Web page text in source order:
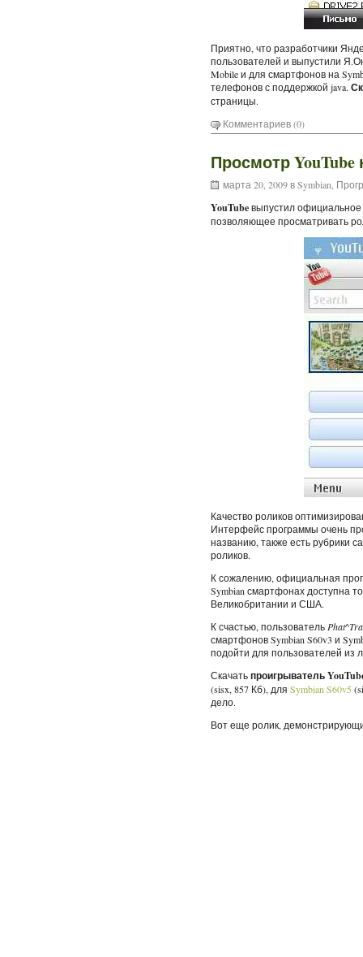
Приятно, что разработчики
пользователей и выпустили
Mobile и для смартфонов на
телефонов с поддержкой java.
страницы.
Комментариев (0)
Просмотр
марта 20, 2009 вSymbian
YouTubeвыпустил
позволяющее просматривать
Качество роликов
Интерфейс программы очень
названию, также есть рубрики
роликов.
К сожалению, официальная
Symbian смартфонах доступна
Великобритании и США.
К счастью, пользователь
смартфонов Symbian S60v3 и
подойти для пользователей из
Скачатьпроигрыватель
(sisx, 857 Кб), для Symbian S60v5
дело.
Вот еще ролик,